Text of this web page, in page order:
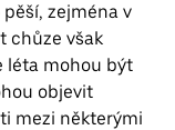
zejména v
chůze však
léta mohou být
objevit
mezi některými